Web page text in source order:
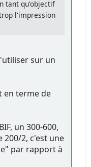
tant qu'objectif
l'impression
sur un
en terme de
un 300-600,
2, c'est une
par rapport à